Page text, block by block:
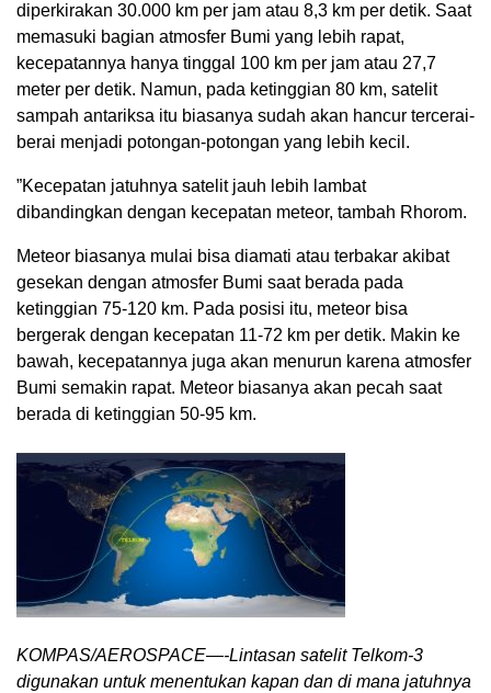
diperkirakan 30.000 km per jam atau 8,3 km per detik. Saat
memasuki bagian atmosfer Bumi yang lebih rapat,
kecepatannya hanya tinggal 100 km per jam atau 27,7
meter per detik. Namun, pada ketinggian 80 km, satelit
sampah antariksa itu biasanya sudah akan hancur tercerai-
berai menjadi potongan-potongan yang lebih kecil.
”Kecepatan jatuhnya satelit jauh lebih lambat
dibandingkan dengan kecepatan meteor, tambah Rhorom.
Meteor biasanya mulai bisa diamati atau terbakar akibat
gesekan dengan atmosfer Bumi saat berada pada
ketinggian 75-120 km. Pada posisi itu, meteor bisa
bergerak dengan kecepatan 11-72 km per detik. Makin ke
bawah, kecepatannya juga akan menurun karena atmosfer
Bumi semakin rapat. Meteor biasanya akan pecah saat
berada di ketinggian 50-95 km.
KOMPAS/AEROSPACE—-Lintasan satelit Telkom-3
digunakan untuk menentukan kapan dan di mana jatuhnya